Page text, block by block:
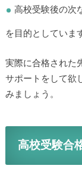
高校受験後の次
を目的としていま
実際に合格された
サポートをして欲
みましょう。
高校受験合